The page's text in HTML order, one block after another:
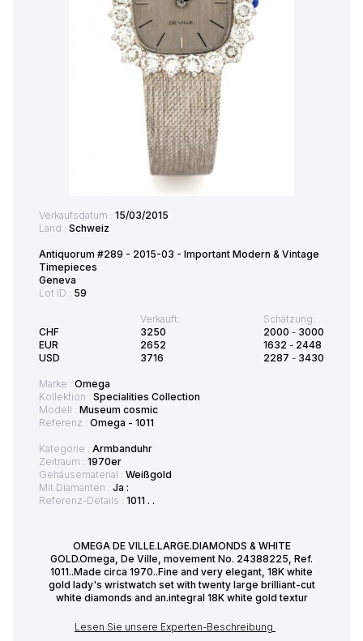
Verkaufsdatum : 15/03/2015
Land : Schweiz
Antiquorum #289 - 2015-03 - Important Modern & Vintage
Timepieces
Geneva
Lot ID : 59
CHF
EUR
USD
Verkauft:
3250
2652
3716
Schätzung:
2000 - 3000
1632 - 2448
2287 - 3430
Marke : Omega
Kollektion : Specialities Collection
Modell : Museum cosmic
Referenz : Omega - 1011
Kategorie : Armbanduhr
Zeitraum : 1970er
Gehäusematerial : Weißgold
Mit Diamanten : Ja :
Referenz-Details : 1011 . .
OMEGA DE VILLE.LARGE.DIAMONDS & WHITE
GOLD.Omega, De Ville, movement No. 24388225, Ref.
1011..Made circa 1970..Fine and very elegant, 18K white
gold lady's wristwatch set with twenty large brilliant-cut
white diamonds and an.integral 18K white gold textur
Lesen Sie unsere Experten-Beschreibung